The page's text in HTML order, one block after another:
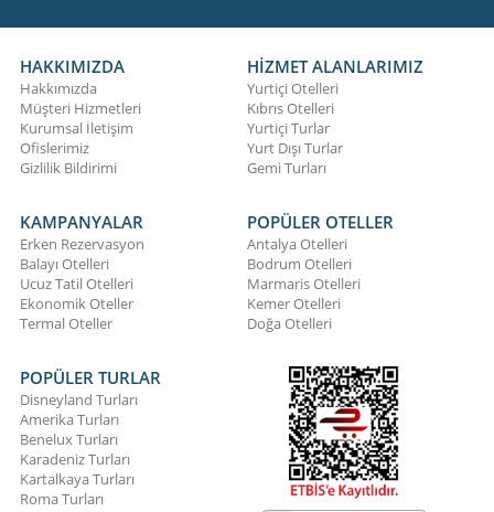
HAKKIMIZDA
Hakkımızda
Müşteri Hizmetleri
Kurumsal İletişim
Ofislerimiz
Gizlilik Bildirimi
HİZMET ALANLARIMIZ
Yurtiçi Otelleri
Kıbrıs Otelleri
Yurtiçi Turlar
Yurt Dışı Turlar
Gemi Turları
KAMPANYALAR
Erken Rezervasyon
Balayı Otelleri
Ucuz Tatil Otelleri
Ekonomik Oteller
Termal Oteller
POPÜLER OTELLER
Antalya Otelleri
Bodrum Otelleri
Marmaris Otelleri
Kemer Otelleri
Doğa Otelleri
POPÜLER TURLAR
Disneyland Turları
Amerika Turları
Benelux Turları
Karadeniz Turları
Kartalkaya Turları
Roma Turları